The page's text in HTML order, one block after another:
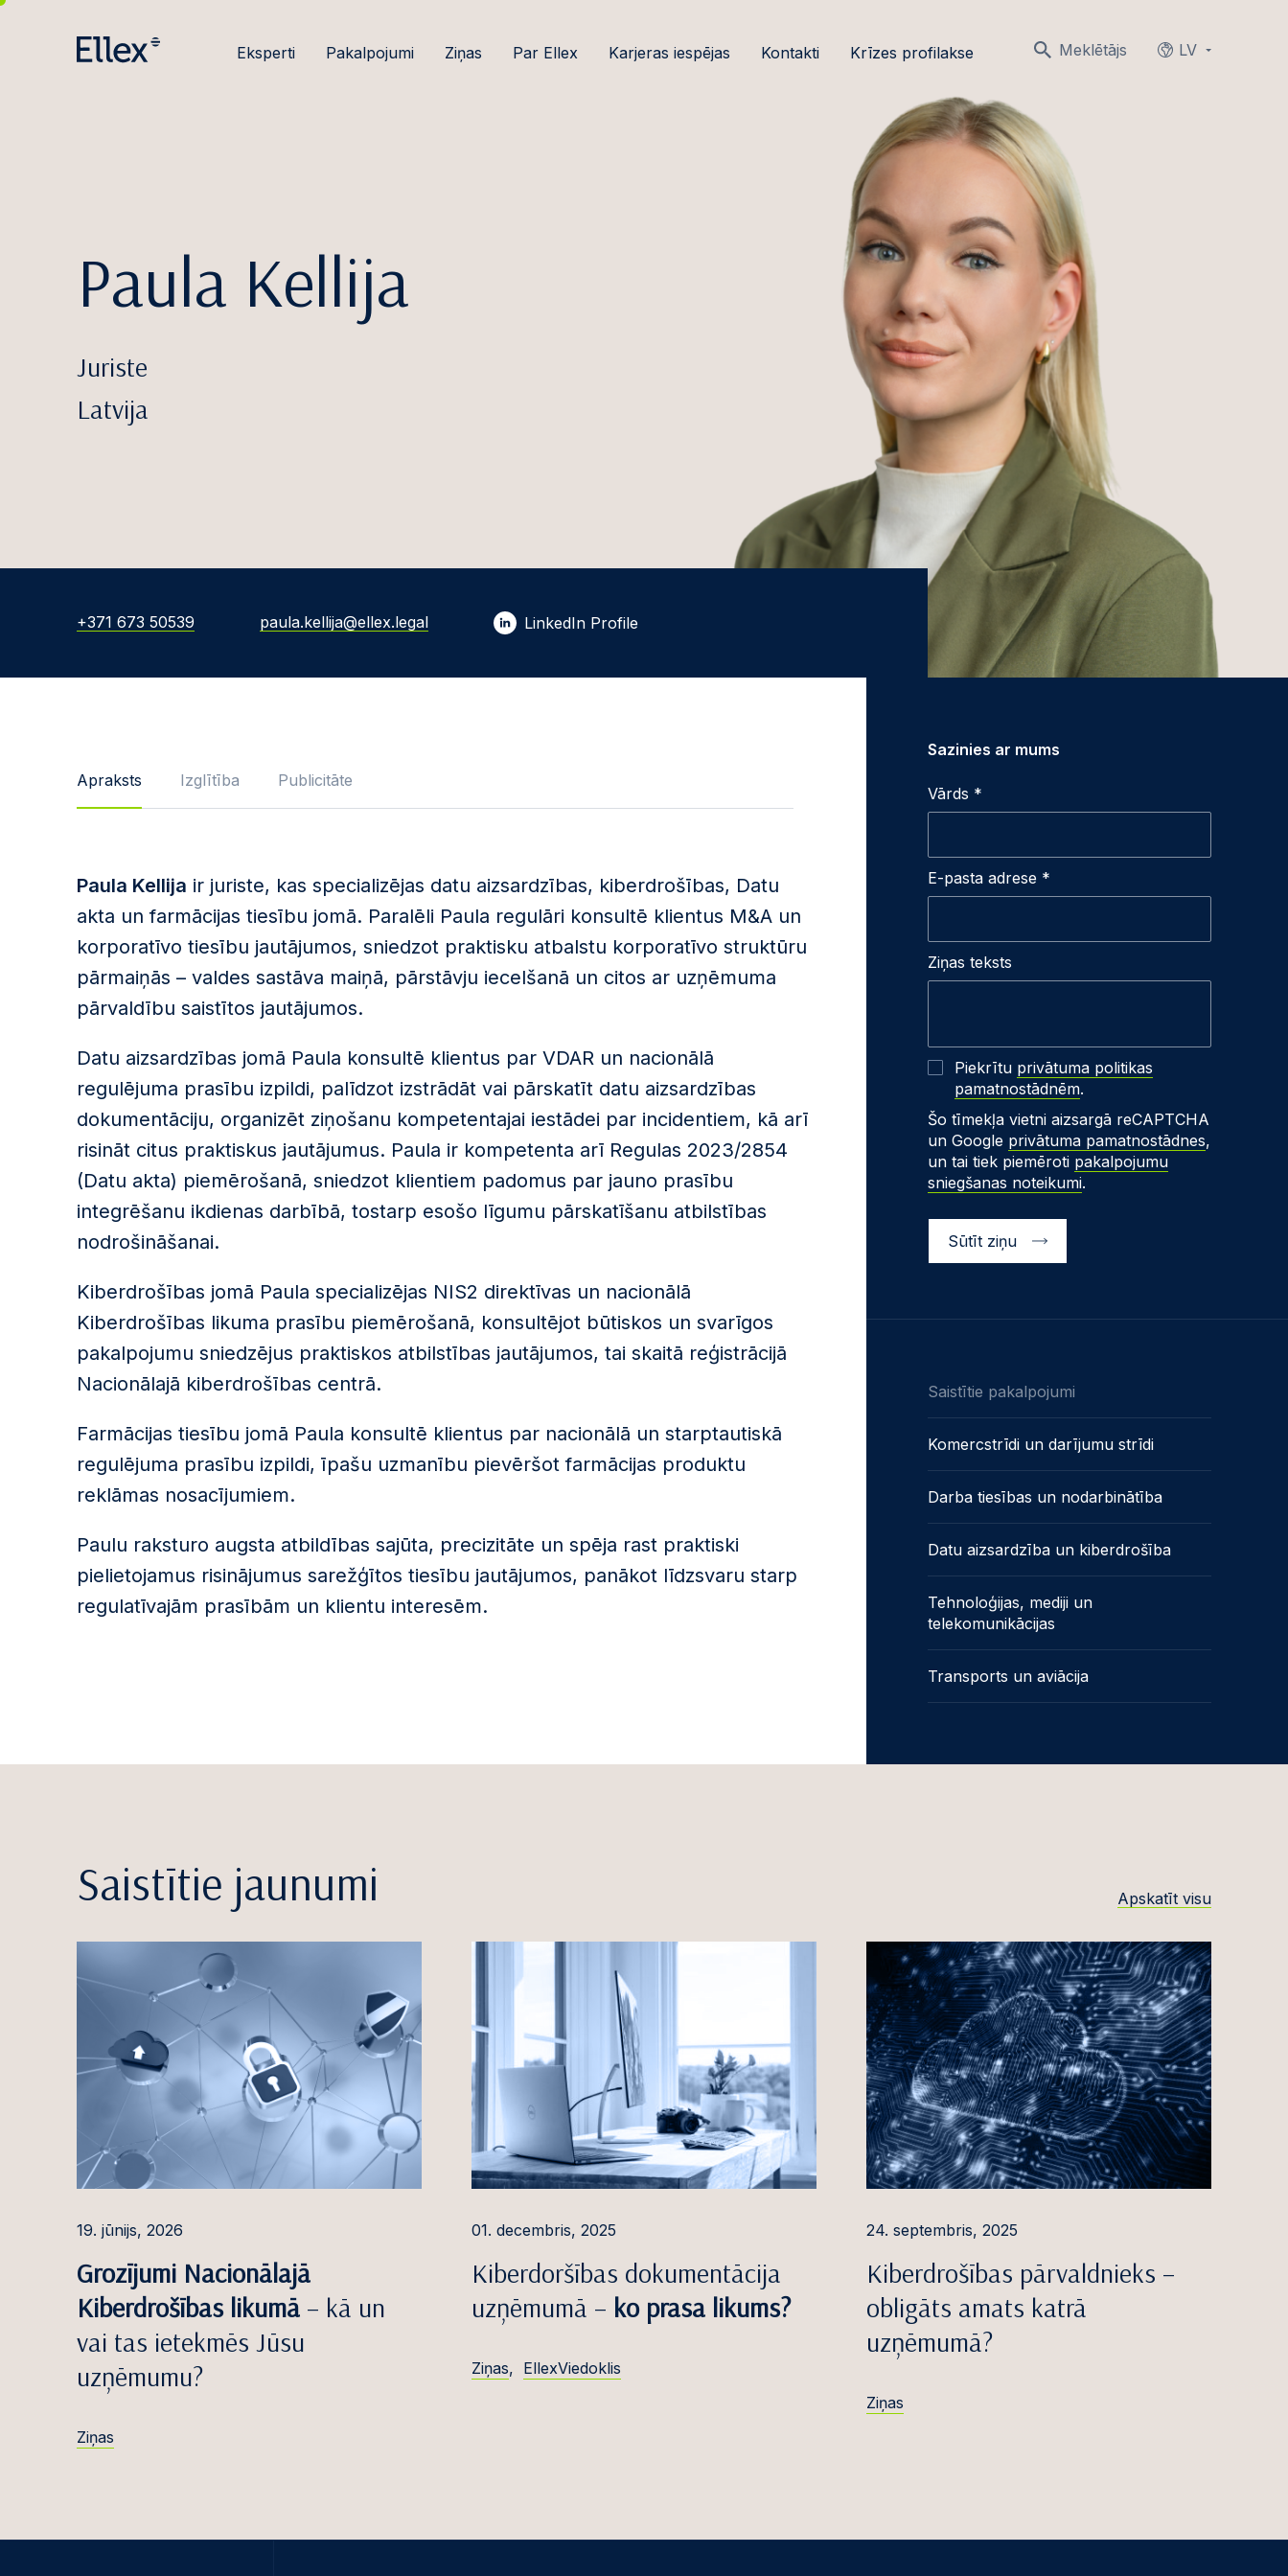
Meklētājs LV
Eksperti Pakalpojumi Ziņas Par Ellex Karjeras iespējas Kontakti Krīzes profilakse
Paula Kellija
Juriste
Latvija
+371 673 50539 paula.kellija@ellex.legal LinkedIn Profile
Apraksts Izglītība Publicitāte
Paula Kellija ir juriste, kas specializējas datu aizsardzības, kiberdrošības, Datu
akta un farmācijas tiesību jomā. Paralēli Paula regulāri konsultē klientus M&A un
korporatīvo tiesību jautājumos, sniedzot praktisku atbalstu korporatīvo struktūru
pārmaiņās – valdes sastāva maiņā, pārstāvju iecelšanā un citos ar uzņēmuma
pārvaldību saistītos jautājumos.
Datu aizsardzības jomā Paula konsultē klientus par VDAR un nacionālā
regulējuma prasību izpildi, palīdzot izstrādāt vai pārskatīt datu aizsardzības
dokumentāciju, organizēt ziņošanu kompetentajai iestādei par incidentiem, kā arī
risināt citus praktiskus jautājumus. Paula ir kompetenta arī Regulas 2023/2854
(Datu akta) piemērošanā, sniedzot klientiem padomus par jauno prasību
integrēšanu ikdienas darbībā, tostarp esošo līgumu pārskatīšanu atbilstības
nodrošināšanai.
Kiberdrošības jomā Paula specializējas NIS2 direktīvas un nacionālā
Kiberdrošības likuma prasību piemērošanā, konsultējot būtiskos un svarīgos
pakalpojumu sniedzējus praktiskos atbilstības jautājumos, tai skaitā reģistrācijā
Nacionālajā kiberdrošības centrā.
Farmācijas tiesību jomā Paula konsultē klientus par nacionālā un starptautiskā
regulējuma prasību izpildi, īpašu uzmanību pievēršot farmācijas produktu
reklāmas nosacījumiem.
Paulu raksturo augsta atbildības sajūta, precizitāte un spēja rast praktiski
pielietojamus risinājumus sarežģītos tiesību jautājumos, panākot līdzsvaru starp
regulatīvajām prasībām un klientu interesēm.
Sazinies ar mums
Vārds *
E-pasta adrese *
Ziņas teksts
Piekrītu privātuma politikas
pamatnostādnēm.
Šo tīmekļa vietni aizsargā reCAPTCHA
un Google privātuma pamatnostādnes,
un tai tiek piemēroti pakalpojumu
sniegšanas noteikumi.
Sūtīt ziņu
Saistītie pakalpojumi
Komercstrīdi un darījumu strīdi
Darba tiesības un nodarbinātība
Datu aizsardzība un kiberdrošība
Tehnoloģijas, mediji un
telekomunikācijas
Transports un aviācija
Saistītie jaunumi Apskatīt visu
19. jūnijs, 2026
Grozījumi Nacionālajā
Kiberdrošības likumā – kā un
vai tas ietekmēs Jūsu
uzņēmumu?
Ziņas
01. decembris, 2025
Kiberdoršības dokumentācija
uzņēmumā – ko prasa likums?
Ziņas, EllexViedoklis
24. septembris, 2025
Kiberdrošības pārvaldnieks –
obligāts amats katrā
uzņēmumā?
Ziņas